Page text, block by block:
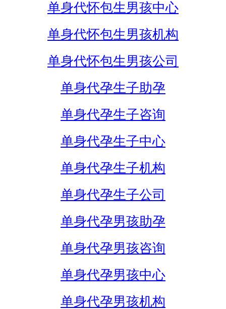
单身代怀包生男孩中心
单身代怀包生男孩机构
单身代怀包生男孩公司
单身代孕生子助孕
单身代孕生子咨询
单身代孕生子中心
单身代孕生子机构
单身代孕生子公司
单身代孕男孩助孕
单身代孕男孩咨询
单身代孕男孩中心
单身代孕男孩机构